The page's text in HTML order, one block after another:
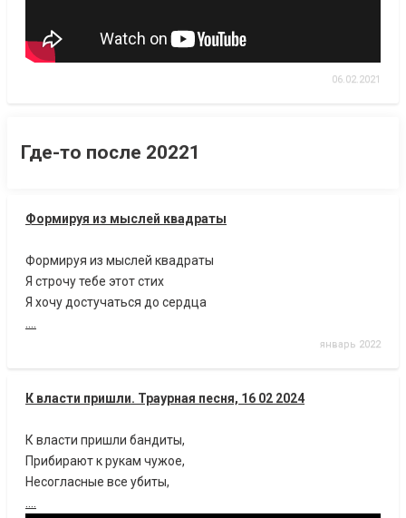
06.02.2021
Где-то после 20221
Формируя из мыслей квадраты
Формируя из мыслей квадраты
Я строчу тебе этот стих
Я хочу достучаться до сердца
январь 2022
К власти пришли. Траурная песня, 16 02 2024
К власти пришли бандиты,
Прибирают к рукам чужое,
Несогласные все убиты,